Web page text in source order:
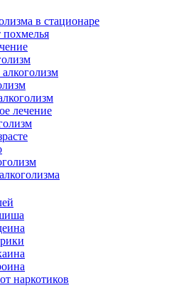
в стационаре
похмелья
лечение
наркотиков